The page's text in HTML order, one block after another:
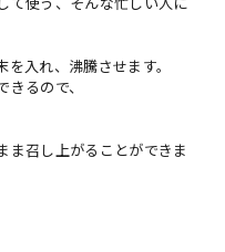
て使う、そんな忙しい人に
入れ、沸騰させます。
るので、
ま召し上がることができま